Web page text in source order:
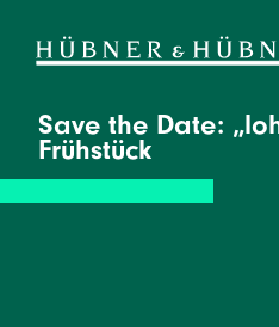
Save the Date:
Frühstück